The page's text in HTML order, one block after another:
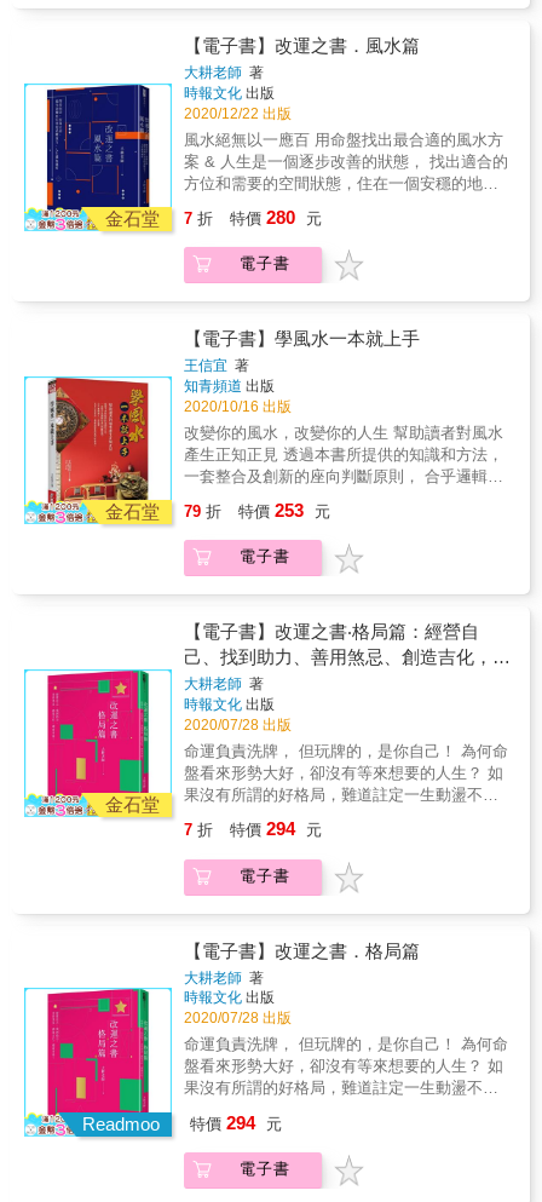
既然一個人的居住環境會反映在田宅宮上，所
以我們就能找出現實環境是否會對自己產生影
響，或者需要怎樣的環境來幫助自己。甚至只
要調整、改變實際的居住環境，就能反過來提
升命盤的整體狀態。 & 用命盤更準確！不用羅
盤快速學風水 本書將帶讀者分析紫微斗數命
盤，讓我們簡單明瞭的學習風水基本概念，介
紹各種田宅宮的常見案例並且建議改善的方
式。透過調整居住環境，進而調整自己田宅宮
敗不堪又逢煞忌，或者是破軍落陷還帶刑剋】
這樣的人通常會住在比較雜亂的地方，附近還
有水坑、水溝以及沖煞等等，就風水來說是非
常不好的情況，連帶造成財庫破損、居家不
安、甚至是家人的感情一直出狀況。 & 【例2
桃花不能亂催旺，寬廣朱雀位也是因人而異】
命盤上桃花本來就很旺盛的人，在實際居住的
陽宅中不能再去增加桃花，以免感情糾紛無止
盡。而個性較沒有企圖心的人若希望事業有發
展，就不能給他一個讓人看了心靈平靜的寬廣
深遠又平緩的朱雀位，因為那只會讓人心靈安
詳想退休。所以風水也如同命盤一樣，沒有絕
對的好壞。 & 【例3 從命盤田宅宮三方四正看
所居住環境】 田宅宮：周圍五百公尺的外在環
境狀況與內部狀況 子女宮：家中大門或者陽台
陽台左前方的狀況 福德宮、官祿宮：左右鄰居
與樓上樓下 & 【例4 總有莫名的問題引爆，可
能是田宅宮有煞又化忌進別的宮位】 例如流年
夫妻宮有巨門+陀羅，田宅宮也有煞，且宮干為
丁讓夫妻宮的巨門化忌了，這就可能是因為住
家的風水造成與伴侶之間從只是偶爾不善溝
通，變成口角爭執。 & 本書特色 & 1.術數萬法
歸一，紫微斗數命盤包容了傳統風水學，因此
透過自己的命盤找出的風水方案，才會是量身
打造、最適合自己的。 & 2.創造並提升田宅宮
住環境、家庭狀況、居家磁場，假若命主的田
宅宮不甚理想，我們便可以於實際生活中去創
造一個跟命盤不同，但是比較適合自己的田宅
以利用現代設計工藝，解決風水問題，而不必
去拘泥於傳統卻不適用於現代住宅的解決方
案。 & 4.運用飛化、疊宮、暗合三種技巧，找
到隱藏的風水危機。還有各類風水煞忌的擋煞
秘訣，化煞安忍水年年必備！ &
金石堂
【電子書】改運之書．風水篇
大耕老師 著
時報文化 出版
2020/12/22 出版
風水絕無以一應百 用命盤找出最合適的風水方
案 & 人生是一個逐步改善的狀態， 找出適合的
方位和需要的空間狀態，住在一個安穩的地
大耕老師扶強運勢之作，用紫微斗數命盤創造
好風水。 & 安身才能立命，命盤中安定與奮起
的力量所在──田宅宮 紫微斗數的好處是，除了
既然一個人的居住環境會反映在田宅宮上，所
以我們就能找出現實環境是否會對自己產生影
響，或者需要怎樣的環境來幫助自己。甚至只
要調整、改變實際的居住環境，就能反過來提
升命盤的整體狀態。 & 用命盤更準確！不用羅
盤快速學風水 本書將帶讀者分析紫微斗數命
盤，讓我們簡單明瞭的學習風水基本概念，介
紹各種田宅宮的常見案例並且建議改善的方
式。透過調整居住環境，進而調整自己田宅宮
敗不堪又逢煞忌，或者是破軍落陷還帶刑剋】
這樣的人通常會住在比較雜亂的地方，附近還
有水坑、水溝以及沖煞等等，就風水來說是非
常不好的情況，連帶造成財庫破損、居家不
安、甚至是家人的感情一直出狀況。 & 【例2
桃花不能亂催旺，寬廣朱雀位也是因人而異】
命盤上桃花本來就很旺盛的人，在實際居住的
陽宅中不能再去增加桃花，以免感情糾紛無止
盡。而個性較沒有企圖心的人若希望事業有發
展，就不能給他一個讓人看了心靈平靜的寬廣
深遠又平緩的朱雀位，因為那只會讓人心靈安
詳想退休。所以風水也如同命盤一樣，沒有絕
所居住環境】 田宅宮：周圍五百公尺的外在環
境狀況與內部狀況 子女宮：家中大門或者陽台
背後的狀況或者建築物後方 兄弟宮：家中大門
或者陽台右前方的狀況 疾厄宮：家中大門或者
與樓上樓下 & 【例4 總有莫名的問題引爆，可
能是田宅宮有煞又化忌進別的宮位】 例如流年
夫妻宮有巨門+陀羅，田宅宮也有煞，且宮干為
丁讓夫妻宮的巨門化忌了，這就可能是因為住
家的風水造成與伴侶之間從只是偶爾不善溝
通，變成口角爭執。 & 本書特色 & 1.術數萬法
歸一，紫微斗數命盤包容了傳統風水學，因此
透過自己的命盤找出的風水方案，才會是量身
打造、最適合自己的。 & 2.創造並提升田宅宮
住環境、家庭狀況、居家磁場，假若命主的田
宅宮不甚理想，我們便可以於實際生活中去創
7 折 特價 280 元
電子書
金石堂
【電子書】學風水一本就上手
王信宜 著
知青頻道 出版
2020/10/16 出版
改變你的風水，改變你的人生 幫助讀者對風水
產生正知正見 透過本書所提供的知識和方法，
一套整合及創新的座向判斷原則， 合乎邏輯讓
水好格局。 本書特別針對風水初學者而寫，以
深入淺出的筆觸，簡單易懂的方式，讓對風水
有興趣的讀者能夠快速上手。了解什麼才是真
圖示的方式，讓讀者能夠一目瞭然，很快就可
清楚掌握重要的風水知識及操作方法，可用來
檢視並調理自己的居家風水。
79 折 特價 253 元
電子書
金石堂
【電子書】改運之書‧格局篇：經營自
己、找到助力、善用煞忌、創造吉化，超
前布局！
大耕老師 著
時報文化 出版
2020/07/28 出版
命運負責洗牌， 但玩牌的，是你自己！ 為何命
盤看來形勢大好，卻沒有等來想要的人生？ 如
果沒有所謂的好格局，難道註定一生動盪不
嗎？ 與其盡信格局，不如自己布局！ ★攻略系
列好評熱銷超過30,000本 ★開課場場爆滿，學
生眾多遍及全球 ★每年度趨勢預測準度高達
破局、布好局 很多人將「格局」當做評判命盤
貴賤的標準，而深深影響對自己的看法，甚至
耽誤人生。實際上，格局說的只是命主具備了
條件，實際的情況要依照運限和四化的引動來
判斷。 格局的安排是為了讓我們清楚了解自身
優缺點，透過這樣的自我了解，再知道能夠如
何彌補，就可以幫助自己改善命運。 大耕老師
在本書介紹命理學中的各種格局，解釋紫微斗
數對於格局的定義，以及好格局、壞格局所蘊
法」，利用紫微斗數的星曜特質、對應宮位和
運限，提升能力，給予人生更多的突破力量與
7 折 特價 294 元
電子書
Readmoo
【電子書】改運之書．格局篇
大耕老師 著
時報文化 出版
2020/07/28 出版
命運負責洗牌， 但玩牌的，是你自己！ 為何命
盤看來形勢大好，卻沒有等來想要的人生？ 如
果沒有所謂的好格局，難道註定一生動盪不
嗎？ 與其盡信格局，不如自己布局！ ★攻略系
列好評熱銷超過30,000本 ★開課場場爆滿，學
生眾多遍及全球 ★每年度趨勢預測準度高達
特價 294 元
電子書